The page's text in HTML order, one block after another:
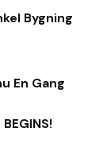
Bygning
En Gang